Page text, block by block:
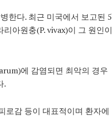
한다. 최근 미국에서 보고된 5
아원충(P. vivax)이 그 원인이
에 감염되면 최악의 경우
.
로감 등이 대표적이며 환자에